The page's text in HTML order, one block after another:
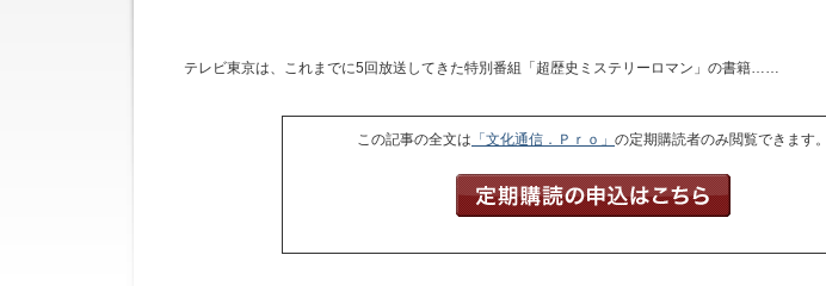
テレビ東京は、これまでに5回放送してきた特別番組「超歴史ミステリーロマン」の書籍……
この記事の全文は 「文化通信．Ｐｒｏ」 の定期購読者のみ閲覧できます。